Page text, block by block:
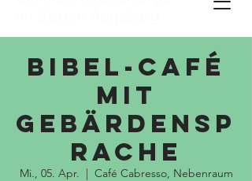
Bibel-Café
mit
Gebärdensp
rache
Mi., 05. Apr.
  |
Café Cabresso, Nebenraum